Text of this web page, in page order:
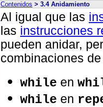
Contenidos > 3.4 Anidamiento
Al igual que las
las instrucciones
pueden anidar,
combinaciones
while en
while en